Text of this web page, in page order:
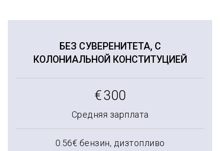
БЕЗ СУВЕРЕНИТЕТА, С
КОЛОНИАЛЬНОЙ КОНСТИТУЦИЕЙ
€300
Средняя зарплата
0.56€ бензин, дизтопливо